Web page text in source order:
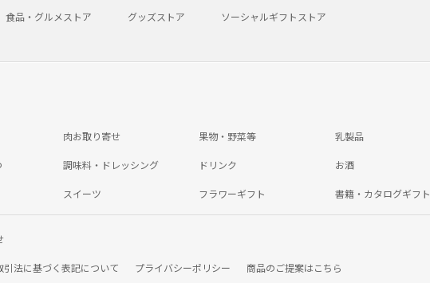
食品・グルメストア グッズストア ソーシャルギフトストア
肉お取り寄せ 果物・野菜等 乳製品
調味料・ドレッシング ドリンク お酒
スイーツ フラワーギフト 書籍・カタログギフト
引法に基づく表記について プライバシーポリシー 商品のご提案はこちら